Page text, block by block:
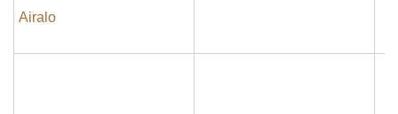
Airalo